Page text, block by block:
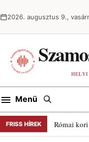
2026. augusztus 9.,
Menü Keresés
FRISS HÍREK